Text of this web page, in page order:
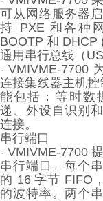
可从网络服务器
持 PXE 和各种
BOOTP 和 DHCP
通用串行总线（
- VMIVME-7700
连接集线器主机
能包括：等时数
递、外设自识别
连接。
串行端口
- VMIVME-7700
串行端口。每个
的 16 字节 FIFO
的波特率。两个